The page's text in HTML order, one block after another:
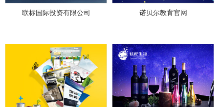
联标国际投资有限公司 诺贝尔教育官网